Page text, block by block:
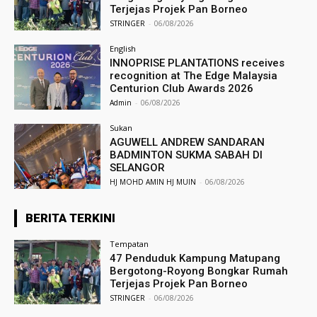
Terjejas Projek Pan Borneo
STRINGER - 06/08/2026
English
INNOPRISE PLANTATIONS receives
recognition at The Edge Malaysia
Centurion Club Awards 2026
Admin - 06/08/2026
Sukan
AGUWELL ANDREW SANDARAN
BADMINTON SUKMA SABAH DI
SELANGOR
HJ MOHD AMIN HJ MUIN - 06/08/2026
BERITA TERKINI
Tempatan
47 Penduduk Kampung Matupang
Bergotong-Royong Bongkar Rumah
Terjejas Projek Pan Borneo
STRINGER - 06/08/2026